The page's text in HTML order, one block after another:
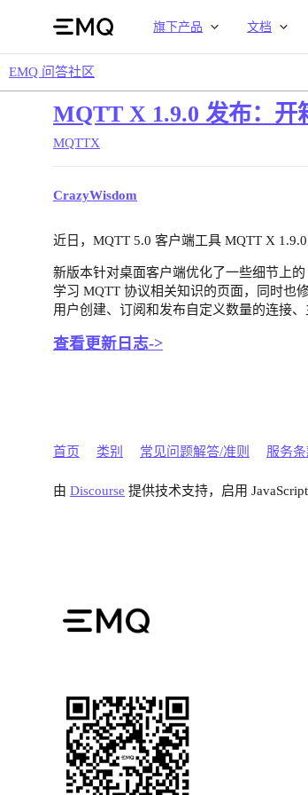
旗下产品 文档
EMQ 问答社区
MQTT X 1.9.0 发布：开
MQTTX
CrazyWisdom
近日，MQTT 5.0 客户端工具 MQTT X 1.9.0
新版本针对桌面客户端优化了一些细节上
学习 MQTT 协议相关知识的页面，同时也
用户创建、订阅和发布自定义数量的连接
查看更新日志->
首页 类别 常见问题解答/准则 服务
由 Discourse 提供技术支持，启用